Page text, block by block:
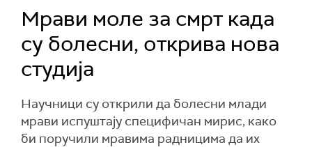
Мрави моле за смрт када
су болесни, открива нова
студија
Научници су открили да болесни млади
мрави испуштају специфичан мирис, како
би поручили мравима радницима да их